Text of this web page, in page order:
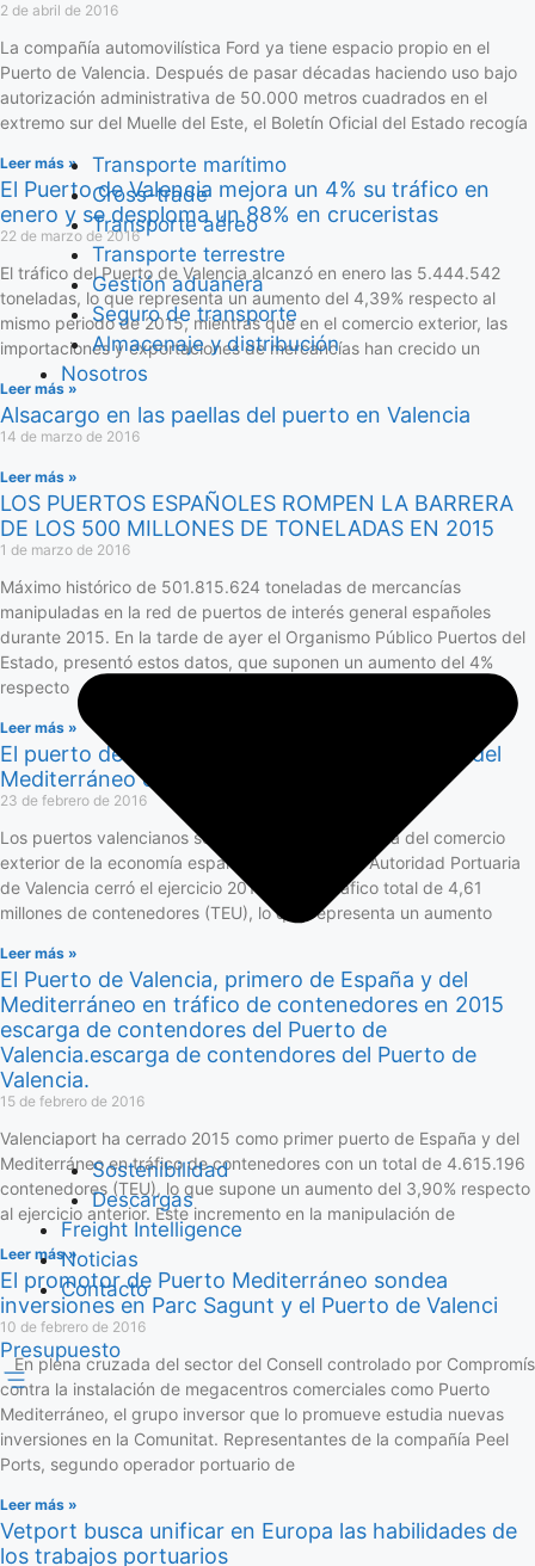
Transporte marítimo
Cross-trade
Transporte aéreo
Transporte terrestre
Gestión aduanera
Seguro de transporte
Almacenaje y distribución
Nosotros
Sostenibilidad
Descargas
Freight Intelligence
Noticias
Contacto
Presupuesto
2 de abril de 2016
La compañía automovilística Ford ya tiene espacio propio en el
Puerto de Valencia. Después de pasar décadas haciendo uso bajo
autorización administrativa de 50.000 metros cuadrados en el
extremo sur del Muelle del Este, el Boletín Oficial del Estado recogía
Leer más »
El Puerto de Valencia mejora un 4% su tráfico en
enero y se desploma un 88% en cruceristas
22 de marzo de 2016
El tráfico del Puerto de Valencia alcanzó en enero las 5.444.542
toneladas, lo que representa un aumento del 4,39% respecto al
mismo periodo de 2015, mientras que en el comercio exterior, las
importaciones y exportaciones de mercancías han crecido un
Leer más »
Alsacargo en las paellas del puerto en Valencia
14 de marzo de 2016
Leer más »
LOS PUERTOS ESPAÑOLES ROMPEN LA BARRERA
DE LOS 500 MILLONES DE TONELADAS EN 2015
1 de marzo de 2016
Máximo histórico de 501.815.624 toneladas de mercancías
manipuladas en la red de puertos de interés general españoles
durante 2015. En la tarde de ayer el Organismo Público Puertos del
Estado, presentó estos datos, que suponen un aumento del 4%
respecto
Leer más »
El puerto de Valencia se sitúa como el primero del
Mediterráneo en tráfico de contenedores
23 de febrero de 2016
Los puertos valencianos son la principal plataforma del comercio
exterior de la economía española. De hecho, la Autoridad Portuaria
de Valencia cerró el ejercicio 2015 con un tráfico total de 4,61
millones de contenedores (TEU), lo que representa un aumento
Leer más »
El Puerto de Valencia, primero de España y del
Mediterráneo en tráfico de contenedores en 2015
escarga de contendores del Puerto de
Valencia.escarga de contendores del Puerto de
Valencia.
15 de febrero de 2016
Valenciaport ha cerrado 2015 como primer puerto de España y del
Mediterráneo en tráfico de contenedores con un total de 4.615.196
contenedores (TEU), lo que supone un aumento del 3,90% respecto
al ejercicio anterior. Este incremento en la manipulación de
Leer más »
El promotor de Puerto Mediterráneo sondea
inversiones en Parc Sagunt y el Puerto de Valenci
10 de febrero de 2016
En plena cruzada del sector del Consell controlado por Compromís
contra la instalación de megacentros comerciales como Puerto
Mediterráneo, el grupo inversor que lo promueve estudia nuevas
inversiones en la Comunitat. Representantes de la compañía Peel
Ports, segundo operador portuario de
Leer más »
Vetport busca unificar en Europa las habilidades de
los trabajos portuarios